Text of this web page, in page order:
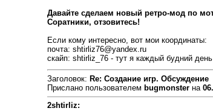
Давайте сделаем новый ретро-мод по
Соратники, отзовитесь!
Если кому интересно, вот мои координаты:
почта: shtirliz76@yandex.ru
скайп: shtirliz_76 - тут я каждый будний
Заголовок: Re: Создание игр. Обсуждение
Прислано пользователем bugmonsterна
2shtirliz: